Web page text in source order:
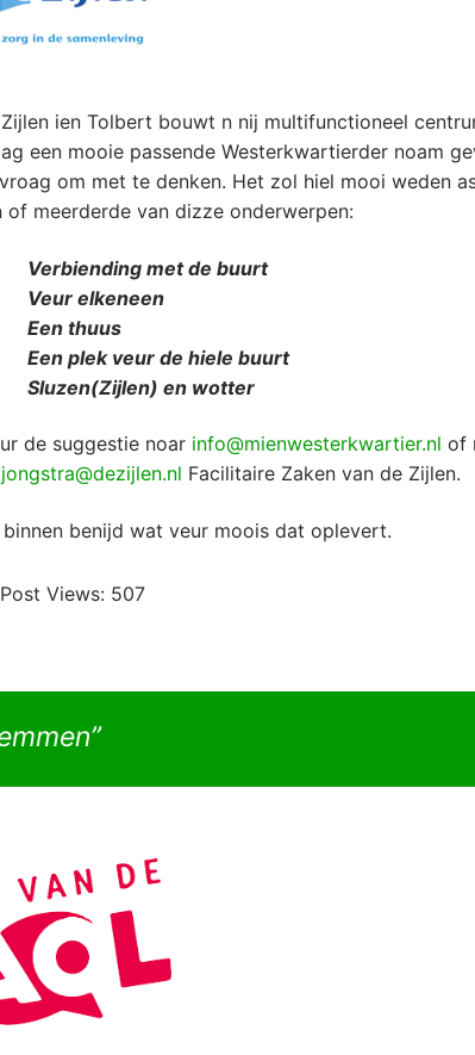
ien Tolbert bouwt n nij multifunctioneel
een mooie passende Westerkwartierder noam
om met te denken. Het zol hiel mooi weden
of meerderde van dizze onderwerpen:
met de buurt
elkeneen
thuus
plek veur de hiele buurt
en wotter
de suggestie noar info@mienwesterkwartier.nl of
Facilitaire Zaken van de Zijlen.
binnen benijd wat veur moois dat oplevert.
Post Views: 507